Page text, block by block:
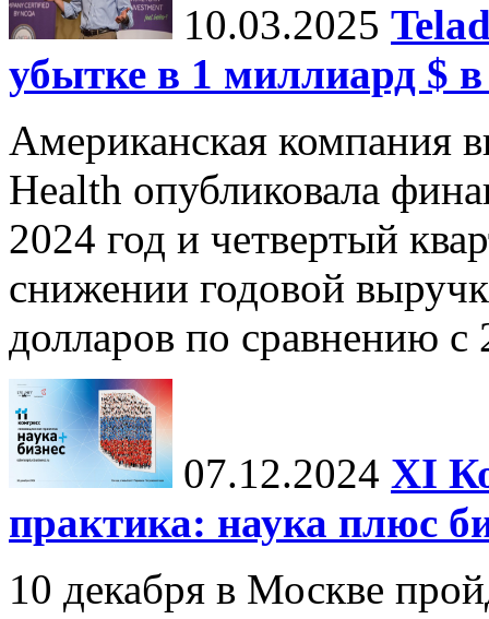
10.03.2025
убытке в 1 миллиард $ в
Американская компания
Health опубликовала
2024 год и четвертый
снижении годовой
долларов по сравнению с
07.12.2024 ХI
практика: наука плюс
10 декабря в Москве